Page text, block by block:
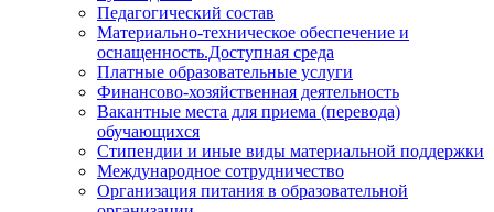
Педагогический состав
Материально-техническое обеспечение и
оснащенность.Доступная среда
Платные образовательные услуги
Финансово-хозяйственная деятельность
Вакантные места для приема (перевода)
обучающихся
Стипендии и иные виды материальной поддержки
Международное сотрудничество
Организация питания в образовательной